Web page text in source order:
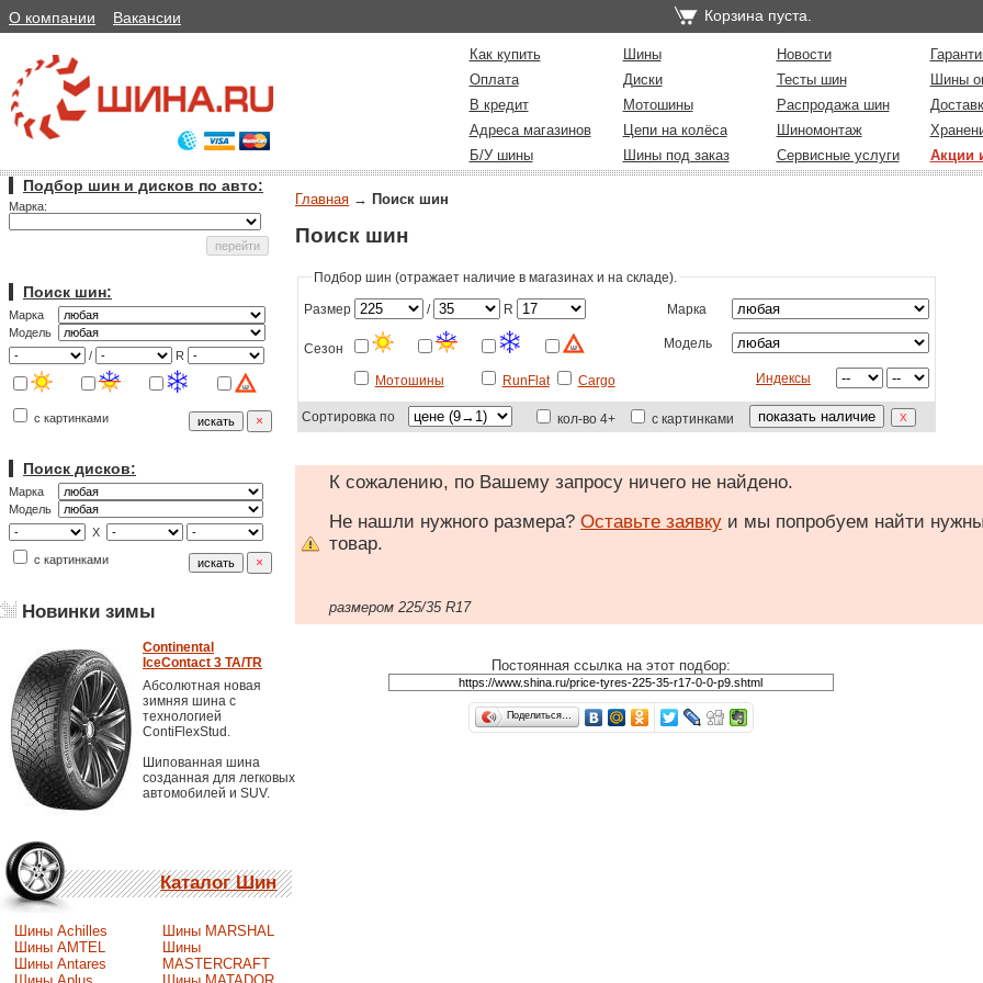
О компании Вакансии Корзина пуста.
Как купить Шины Новости
Оплата
Диски Тесты шин
Шины
В кредит
Мотошины Распродажа шин
Адреса магазинов
Цепи на колёса Шиномонтаж
Б/У шины
Шины под заказ Сервисные услуги Акции
Подбор шин и дисков по авто:
Марка:
Поиск шин:
Марка
Модель
/
R
с картинками
Поиск дисков:
Марка
Модель
X
с картинками
Новинки зимы
Continental
IceContact 3 TA/TR
Абсолютная новая
зимняя шина с
технологией
ContiFlexStud.
Шипованная шина
созданная для легковых
автомобилей и SUV.
Каталог Шин
Шины Achilles
Шины AMTEL
Шины Antares
Шины MARSHAL
Шины
MASTERCRAFT
Главная → Поиск шин
Поиск шин
Подбор шин (отражает наличие в магазинах и на складе)
Размер / R Марка
Сезон Модель
Мотошины RunFlat Cargo Индексы
Сортировка по кол-во 4+ с картинками
К сожалению, по Вашему запросу ничего не найдено.
Не нашли нужного размера? Оставьте заявку и мы попробуем найти
товар.
размером 225/35 R17
Постоянная ссылка на этот подбор:
Поделиться…